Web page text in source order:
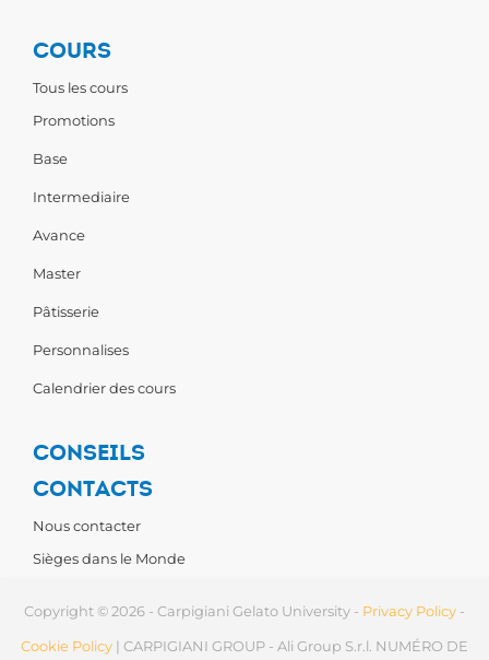
COURS
Tous les cours
Promotions
Base
Intermediaire
Avance
Master
Pâtisserie
Personnalises
Calendrier des cours
CONSEILS
CONTACTS
Nous contacter
Sièges dans le Monde
Copyright © 2026 - Carpigiani Gelato University - Privacy Policy -
Cookie Policy | CARPIGIANI GROUP - Ali Group S.r.l. NUMÉRO DE